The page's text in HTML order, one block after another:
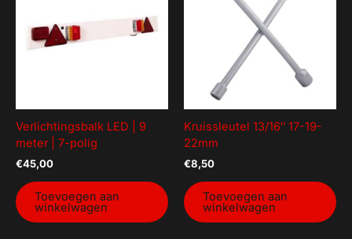
Verlichtingsbalk LED | 9
meter | 7-polig
€45,00
Toevoegen aan
winkelwagen
Kruissleutel 13/16″ 17-19-
22mm
€8,50
Toevoegen aan
winkelwagen